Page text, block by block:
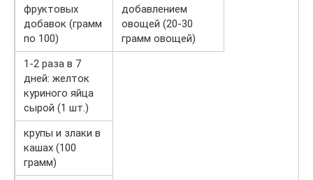
фруктовых
добавок (грамм
по 100)
добавлением
овощей (20-30
грамм овощей)
1-2 раза в 7
дней: желток
куриного яйца
сырой (1 шт.)
крупы и злаки в
кашах (100
грамм)